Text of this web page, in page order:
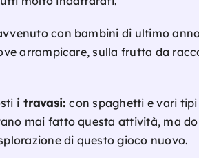
con bambini di ultimo
arrampicare, sulla frutta da
i travasi:con spaghetti e vari
mai fatto questa attività, ma
di questo gioco nuovo.